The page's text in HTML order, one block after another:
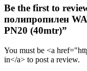
Be the first to
полипропилен
PN20 (40mtr)”
You must be <a
in</a> to post a review.